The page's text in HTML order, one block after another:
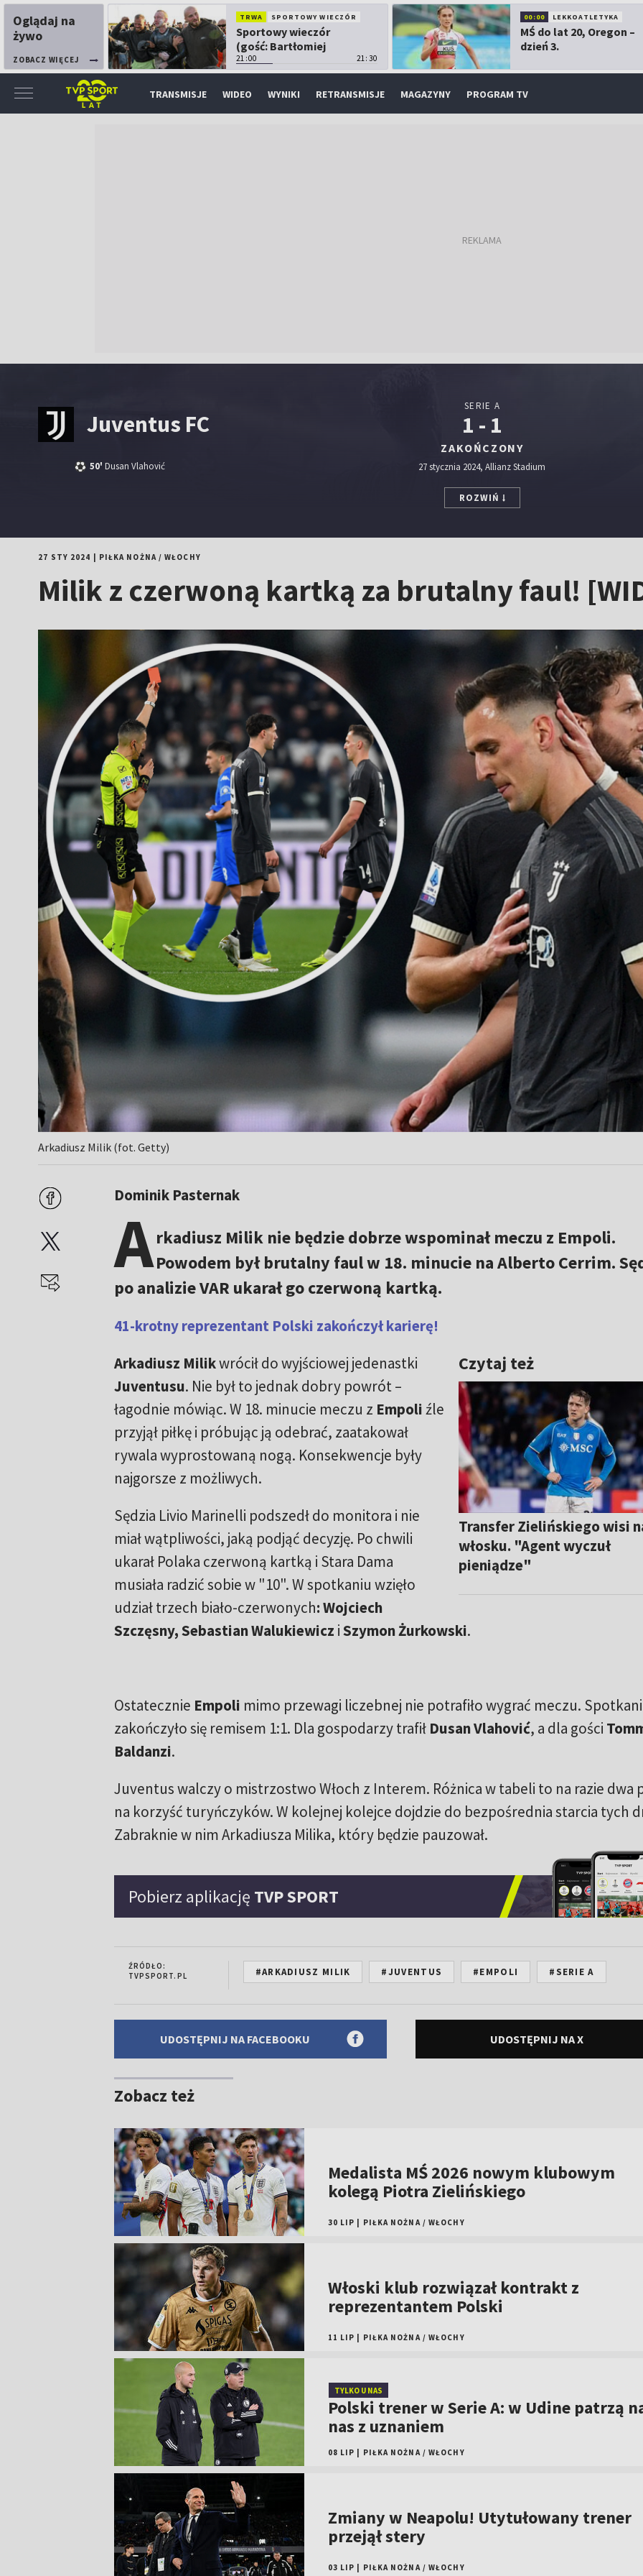
Oglądaj na
żywo
ZOBACZ WIĘCEJ
TRWA SPORTOWY WIECZÓR
Sportowy wieczór
(gość: Bartłomiej
Kubkowski)
21:00 21:30
00:00 LEKKOATLETYKA
MŚ do lat 20, Oregon –
dzień 3.
TRANSMISJE WIDEO WYNIKI RETRANSMISJE MAGAZYNY PROGRAM TV
Juventus FC
50' Dusan Vlahović
SERIE A
1 - 1
ZAKOŃCZONY
27 stycznia 2024, Allianz Stadium
ROZWIŃ
27 STY 2024 PIŁKA NOŻNA/WŁOCHY
Milik z czerwoną kartką za brutalny faul!
Arkadiusz Milik (fot. Getty)
Dominik Pasternak
Arkadiusz Milik nie będzie dobrze wspominał meczu z Empoli.
Powodem był brutalny faul w 18. minucie na Alberto Cerrim.
po analizie VAR ukarał go czerwoną kartką.
41-krotny reprezentant Polski zakończył karierę!
Czytaj też
Transfer Zielińskiego wisi
włosku. "Agent wyczuł
pieniądze"
Arkadiusz Milikwrócił do wyjściowej jedenastki
Juventusu. Nie był to jednak dobry powrót –
łagodnie mówiąc. W 18. minucie meczu z Empoliźle
przyjął piłkę i próbując ją odebrać, zaatakował
rywala wyprostowaną nogą. Konsekwencje były
najgorsze z możliwych.
Sędzia Livio Marinelli podszedł do monitora i nie
miał wątpliwości, jaką podjąć decyzję. Po chwili
ukarał Polaka czerwoną kartką i Stara Dama
musiała radzić sobie w "10". W spotkaniu wzięło
udział trzech biało-czerwonych: Wojciech
Szczęsny, Sebastian Walukiewicz iSzymon Żurkowski.
Ostatecznie Empoli mimo przewagi liczebnej nie potrafiło wygrać meczu.
zakończyło się remisem 1:1. Dla gospodarzy trafił Dusan Vlahović, a dla gości
Baldanzi.
Juventus walczy o mistrzostwo Włoch z Interem. Różnica w tabeli to na razie dwa
na korzyść turyńczyków. W kolejnej kolejce dojdzie do bezpośrednia starcia tych
Zabraknie w nim Arkadiusza Milika, który będzie pauzował.
Pobierz aplikację TVP SPORT
ŹRÓDŁO:
TVPSPORT.PL
#ARKADIUSZ MILIK #JUVENTUS #EMPOLI #SERIE A
UDOSTĘPNIJ NA FACEBOOKU UDOSTĘPNIJ NA X
Zobacz też
Medalista MŚ 2026 nowym klubowym
kolegą Piotra Zielińskiego
30 LIP PIŁKA NOŻNA / WŁOCHY
Włoski klub rozwiązał kontrakt z
reprezentantem Polski
11 LIP PIŁKA NOŻNA / WŁOCHY
TYLKO U NAS
Polski trener w Serie A: w Udine patrzą
nas z uznaniem
08 LIP PIŁKA NOŻNA / WŁOCHY
Zmiany w Neapolu! Utytułowany trener
przejął stery
03 LIP PIŁKA NOŻNA / WŁOCHY